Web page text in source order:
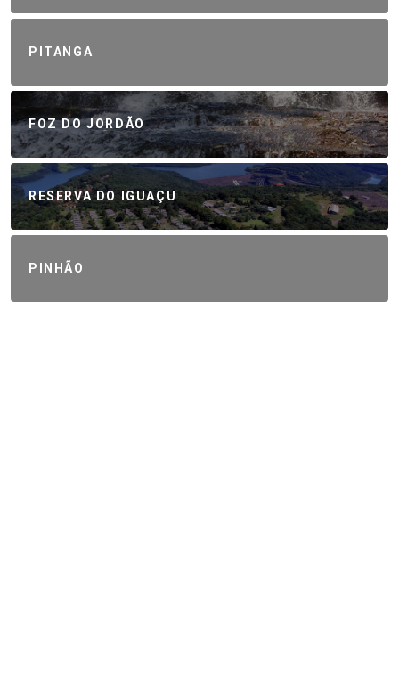
PITANGA
FOZ DO JORDÃO
RESERVA DO IGUAÇU
PINHÃO